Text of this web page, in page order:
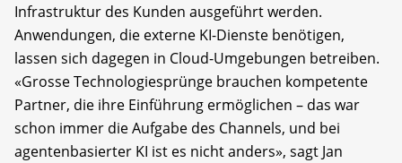
Infrastruktur des Kunden ausgeführt werden.
Anwendungen, die externe KI-Dienste benötigen,
lassen sich dagegen in Cloud-Umgebungen betreiben.
«Grosse Technologiesprünge brauchen kompetente
Partner, die ihre Einführung ermöglichen – das war
schon immer die Aufgabe des Channels, und bei
agentenbasierter KI ist es nicht anders», sagt Jan